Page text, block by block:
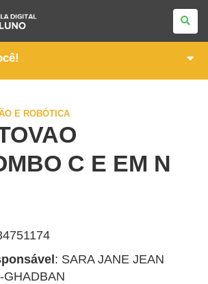
E ROBÓTICA
C E EM N
: SARA JANE JEAN
GHADBAN